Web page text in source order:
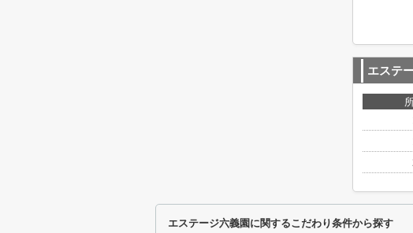
エステ
エステージ六義園に関するこだわり条件から探す